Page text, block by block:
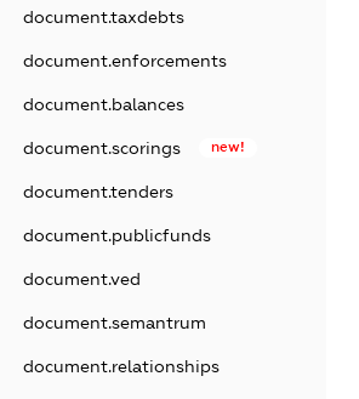
document.taxdebts
document.enforcements
document.balances
document.scorings new!
document.tenders
document.publicfunds
document.ved
document.semantrum
document.relationships